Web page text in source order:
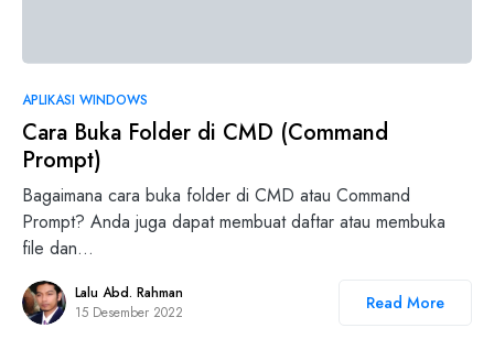
APLIKASI WINDOWS
Cara Buka Folder di CMD (Command
Prompt)
Bagaimana cara buka folder di CMD atau Command
Prompt? Anda juga dapat membuat daftar atau membuka
file dan…
Lalu Abd. Rahman
15 Desember 2022
Read More